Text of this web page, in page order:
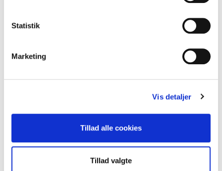
Statistik
Marketing
Vis detaljer
Tillad alle cookies
Tillad valgte